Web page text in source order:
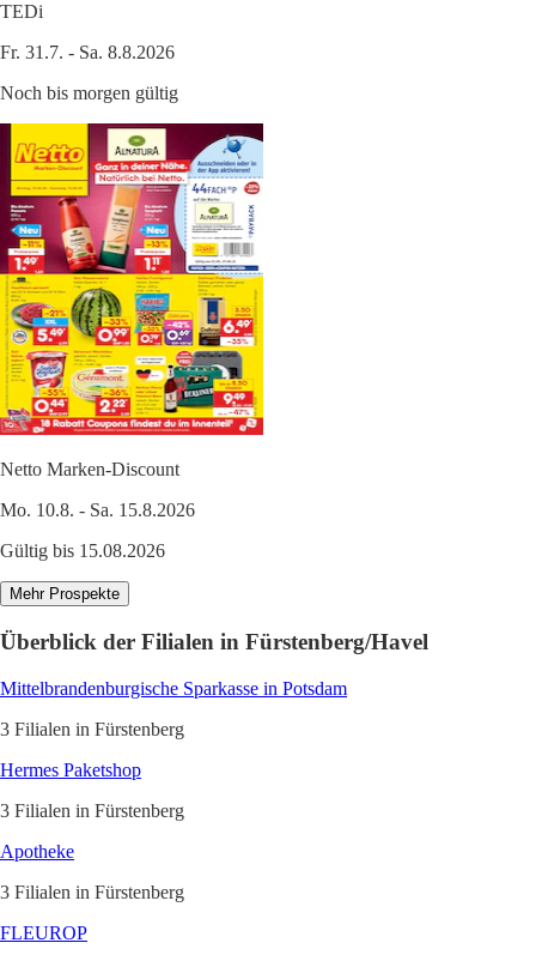
TEDi
Fr. 31.7. - Sa. 8.8.2026
Noch bis morgen gültig
Netto Marken-Discount
Mo. 10.8. - Sa. 15.8.2026
Gültig bis 15.08.2026
Mehr Prospekte
Überblick der Filialen in Fürstenberg/Havel
Mittelbrandenburgische Sparkasse in Potsdam
3 Filialen in Fürstenberg
Hermes Paketshop
3 Filialen in Fürstenberg
Apotheke
3 Filialen in Fürstenberg
FLEUROP